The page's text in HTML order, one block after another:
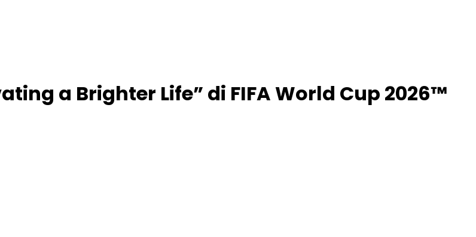
a Brighter Life” di FIFA World Cup 2026™